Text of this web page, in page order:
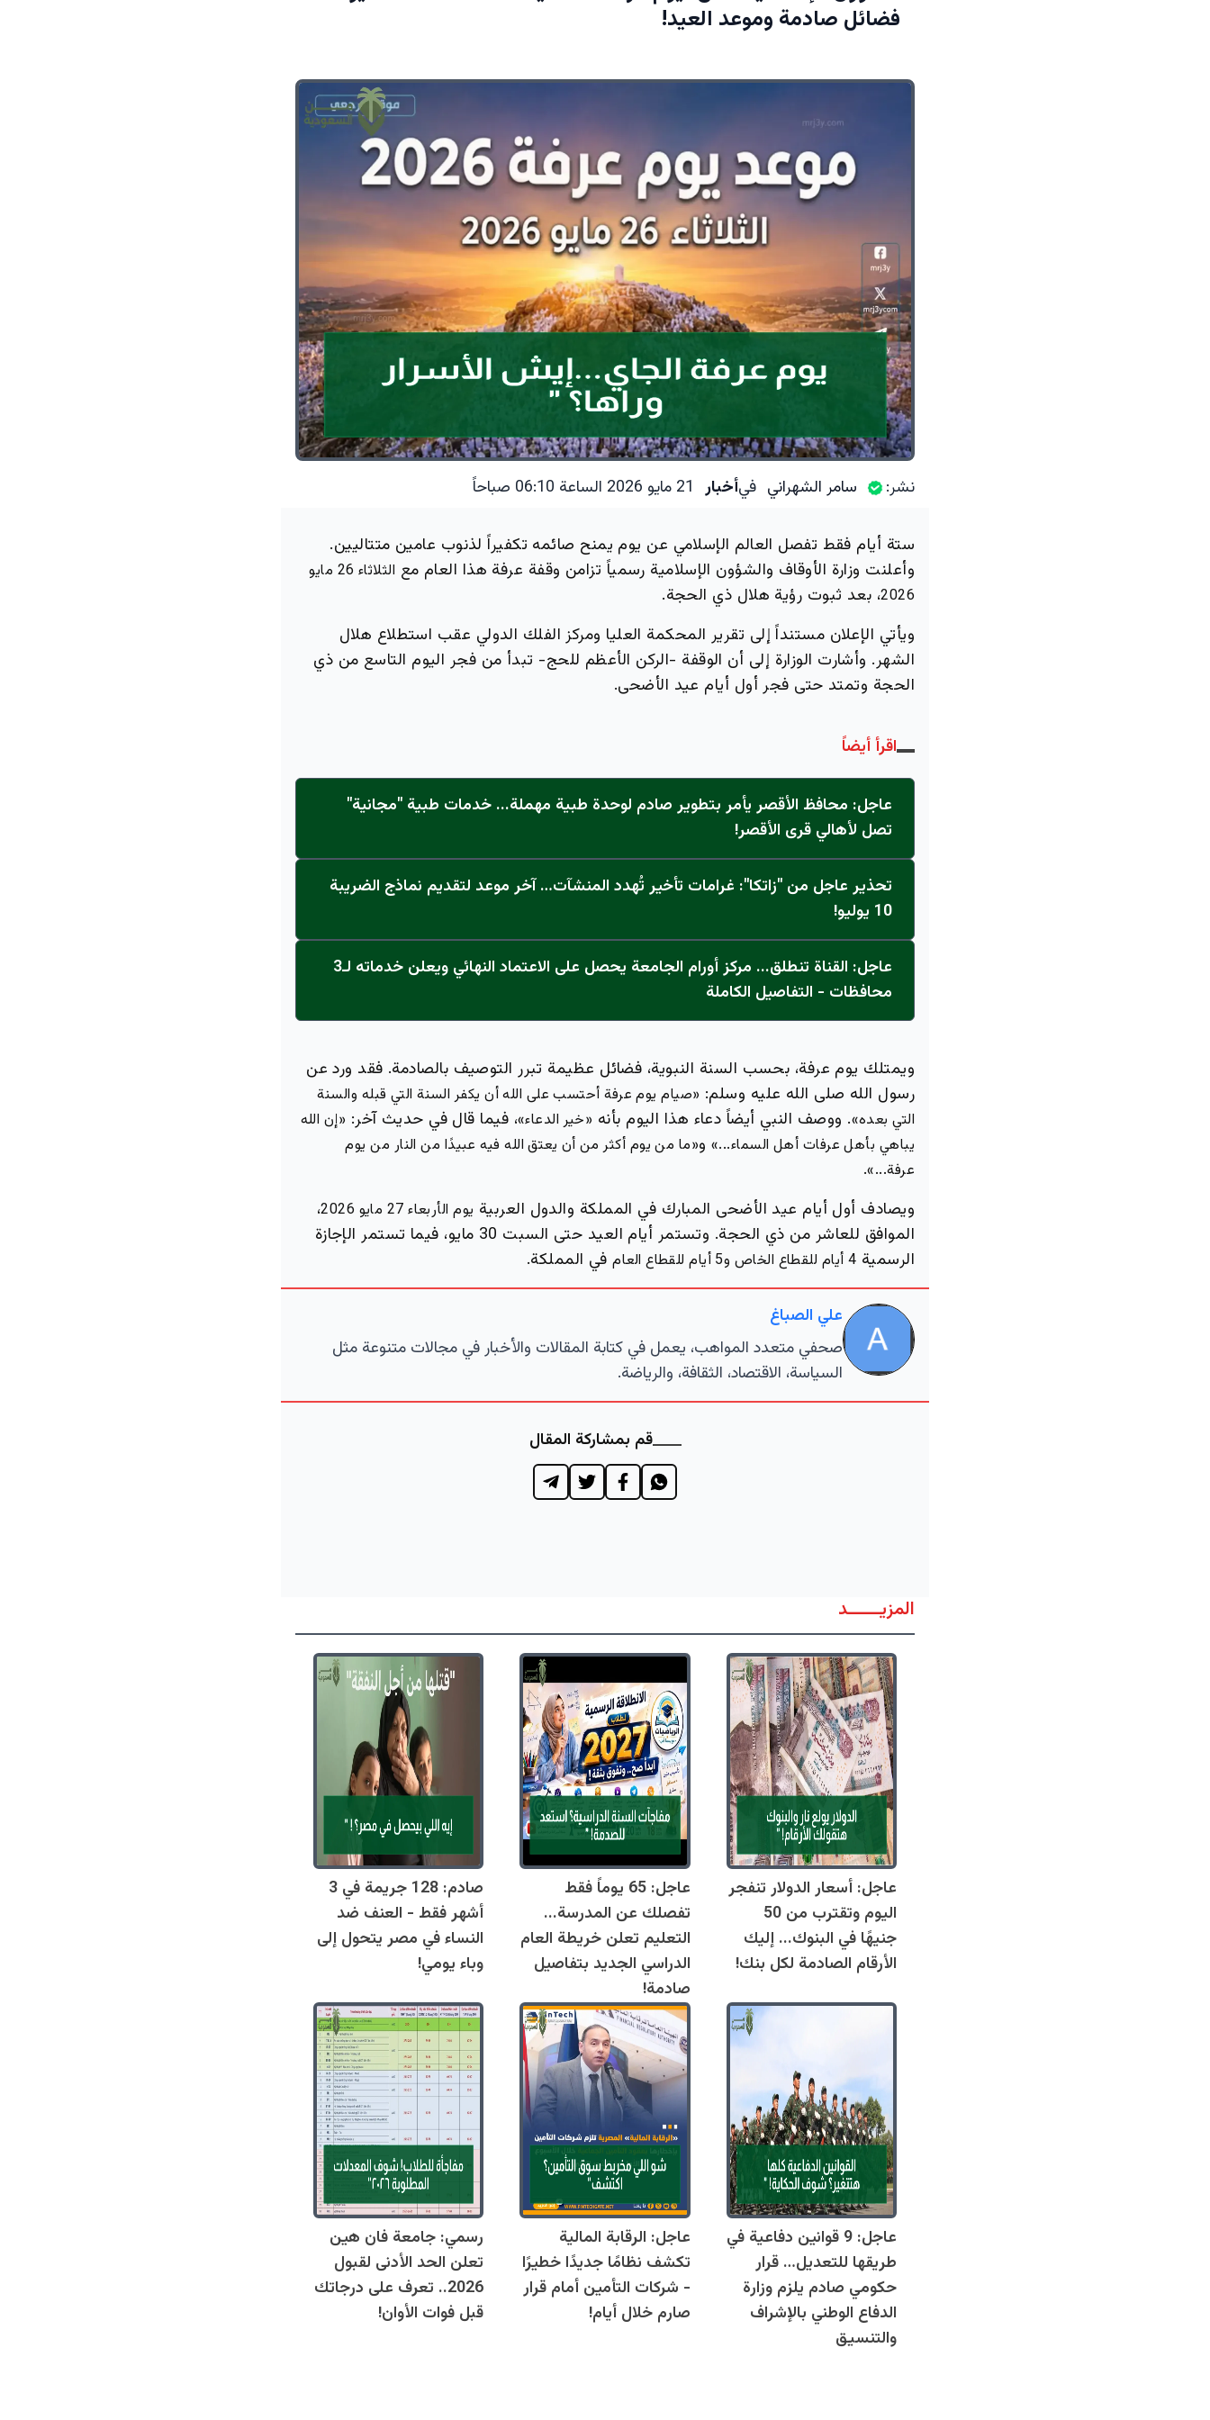
فضائل صادمة وموعد العيد!
نشر: سامر الشهراني فيأخبار 21 مايو 2026 الساعة 06:10 صباحاً
ستة أيام فقط تفصل العالم الإسلامي عن يوم يمنح صائمه تكفيراً لذنوب عامين متتاليين.
وأعلنت وزارة الأوقاف والشؤون الإسلامية رسمياً تزامن وقفة عرفة هذا العام مع
الثلاثاء 26 مايو
2026، بعد ثبوت رؤية هلال ذي الحجة.
ويأتي الإعلان مستنداً إلى تقرير المحكمة العليا ومركز الفلك الدولي عقب استطلاع هلال
الشهر. وأشارت الوزارة إلى أن الوقفة -الركن الأعظم للحج- تبدأ من فجر اليوم التاسع من ذي
الحجة وتمتد حتى فجر أول أيام عيد الأضحى.
اقرأ أيضاً
عاجل: محافظ الأقصر يأمر بتطوير صادم لوحدة طبية مهملة... خدمات طبية "مجانية"
تصل لأهالي قرى الأقصر!
تحذير عاجل من "زاتكا": غرامات تأخير تُهدد المنشآت… آخر موعد لتقديم نماذج الضريبة
10 يوليو!
عاجل: القناة تنطلق... مركز أورام الجامعة يحصل على الاعتماد النهائي ويعلن خدماته لـ3
محافظات - التفاصيل الكاملة
ويمتلك يوم عرفة، بحسب السنة النبوية، فضائل عظيمة تبرر التوصيف بالصادمة. فقد ورد عن
رسول الله صلى الله عليه وسلم: «صيام يوم عرفة أحتسب على الله أن يكفر السنة التي قبله والسنة
التي بعده». ووصف النبي أيضاً دعاء هذا اليوم بأنه «خير الدعاء»، فيما قال في حديث آخر: «إن الله
يباهي بأهل عرفات أهل السماء...»و«ما من يوم أكثر من أن يعتق الله فيه عبيدًا من النار من يوم
عرفة...».
ويصادف أول أيام عيد الأضحى المبارك في المملكة والدول العربية يوم الأربعاء 27 مايو 2026
،
الموافق للعاشر من ذي الحجة. وتستمر أيام العيد حتى السبت 30 مايو، فيما تستمر الإجازة
الرسمية 4 أيام للقطاع الخاص و5 أيام للقطاع العام في المملكة.
علي الصباغ
صحفي متعدد المواهب، يعمل في كتابة المقالات والأخبار في مجالات متنوعة مثل
السياسة، الاقتصاد، الثقافة، والرياضة.
قم بمشاركة المقال
المزيــــــد
عاجل: أسعار الدولار تنفجر
اليوم وتقترب من 50
جنيهًا في البنوك... إليك
الأرقام الصادمة لكل بنك!
عاجل: 65 يوماً فقط
تفصلك عن المدرسة...
التعليم تعلن خريطة العام
الدراسي الجديد بتفاصيل
صادمة!
صادم: 128 جريمة في 3
أشهر فقط - العنف ضد
النساء في مصر يتحول إلى
وباء يومي!
عاجل: 9 قوانين دفاعية في
طريقها للتعديل… قرار
حكومي صادم يلزم وزارة
الدفاع الوطني بالإشراف
والتنسيق
عاجل: الرقابة المالية
تكشف نظامًا جديدًا خطيرًا
- شركات التأمين أمام قرار
صارم خلال أيام!
رسمي: جامعة فان هين
تعلن الحد الأدنى لقبول
2026.. تعرف على درجاتك
قبل فوات الأوان!